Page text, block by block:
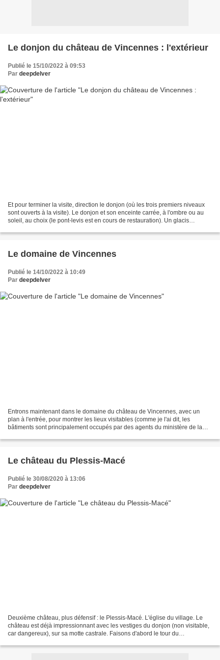
Le donjon du château de Vincennes : l'extérieur
Publié le 15/10/2022 à 09:53
Par deepdelver
Et pour terminer la visite, direction le donjon (où les trois premiers niveaux
sont ouverts à la visite). Le donjon et son enceinte carrée, à l'ombre ou au
soleil, au choix (le pont-levis est en cours de restauration). Un glacis
Le domaine de Vincennes
Publié le 14/10/2022 à 10:49
Par deepdelver
Entrons maintenant dans le domaine du château de Vincennes, avec un
plan à l'entrée, pour montrer les lieux visitables (comme je l'ai dit, les
bâtiments sont principalement occupés par des agents du ministère de la
Le château du Plessis-Macé
Publié le 30/08/2020 à 13:06
Par deepdelver
Deuxième château, plus défensif : le Plessis-Macé. L'église du village. Le
château est déjà impressionnant avec les vestiges du donjon (non visitable,
car dangereux), sur sa motte castrale. Faisons d'abord le tour du